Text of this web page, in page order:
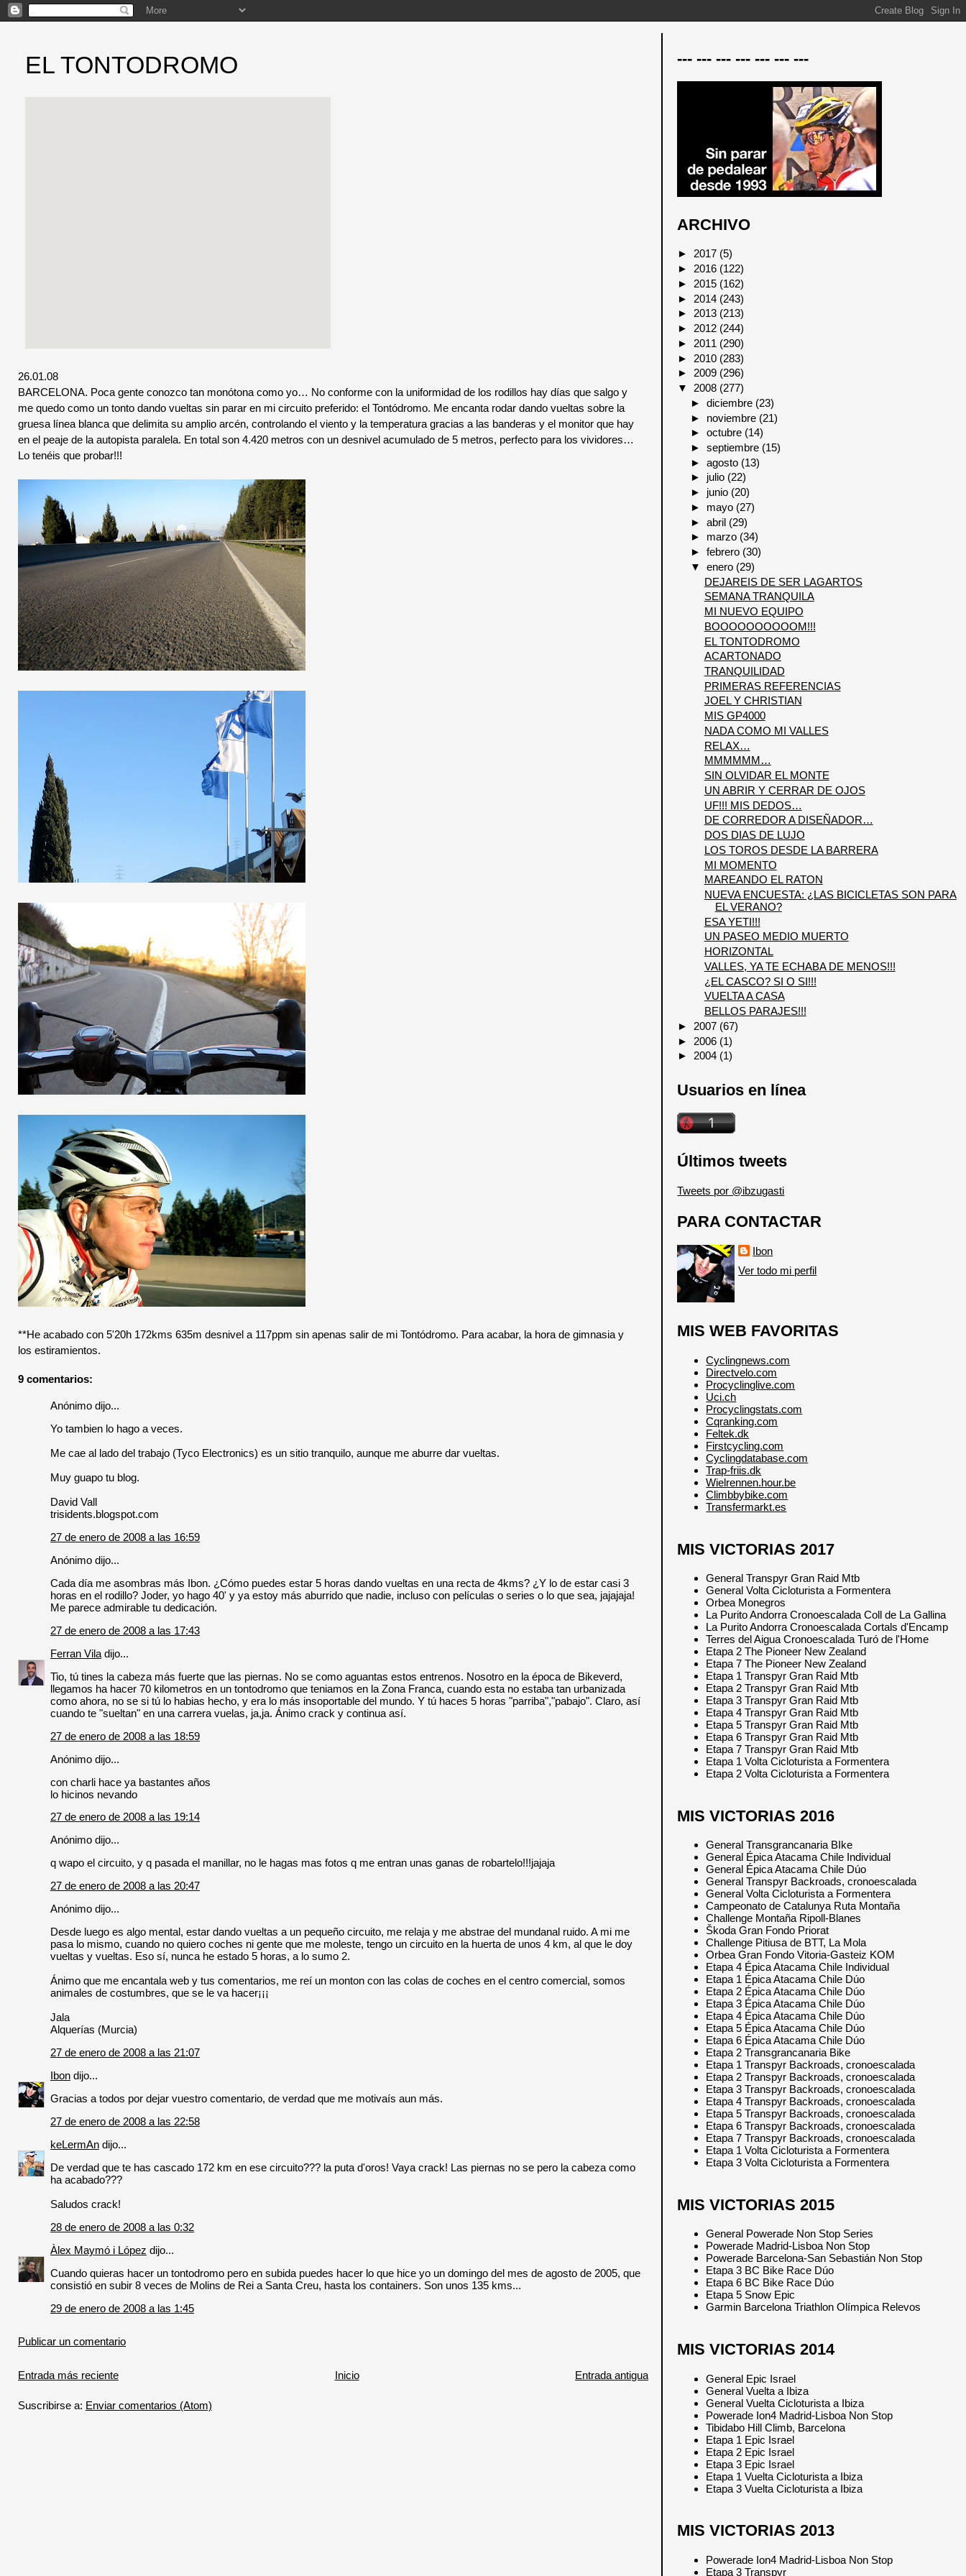
EL TONTODROMO
26.01.08
BARCELONA. Poca gente conozco tan monótona como yo… No conforme con la uniformidad de los rodillos hay días que salgo y
me quedo como un tonto dando vueltas sin parar en mi circuito preferido: el Tontódromo. Me encanta rodar dando vueltas sobre la
gruesa línea blanca que delimita su amplio arcén, controlando el viento y la temperatura gracias a las banderas y el monitor que hay
en el peaje de la autopista paralela. En total son 4.420 metros con un desnivel acumulado de 5 metros, perfecto para los vividores…
Lo tenéis que probar!!!
**He acabado con 5'20h 172kms 635m desnivel a 117ppm sin apenas salir de mi Tontódromo. Para acabar, la hora de gimnasia y
los estiramientos.
9 comentarios:
Anónimo dijo...
Yo tambien lo hago a veces.
Me cae al lado del trabajo (Tyco Electronics) es un sitio tranquilo, aunque me aburre dar vueltas.
Muy guapo tu blog.
David Vall
trisidents.blogspot.com
27 de enero de 2008 a las 16:59
Anónimo dijo...
Cada día me asombras más Ibon. ¿Cómo puedes estar 5 horas dando vueltas en una recta de 4kms? ¿Y lo de estar casi 3
horas en el rodillo? Joder, yo hago 40' y ya estoy más aburrido que nadie, incluso con películas o series o lo que sea, jajajaja!
Me parece admirable tu dedicación.
27 de enero de 2008 a las 17:43
Ferran Vila dijo...
Tio, tú tines la cabeza más fuerte que las piernas. No se como aguantas estos entrenos. Nosotro en la época de Bikeverd,
llegamos ha hacer 70 kilometros en un tontodromo que teniamos en la Zona Franca, cuando esta no estaba tan urbanizada
como ahora, no se si tú lo habias hecho, y era lo más insoportable del mundo. Y tú haces 5 horas "parriba","pabajo". Claro, así
cuando te "sueltan" en una carrera vuelas, ja,ja. Ánimo crack y continua así.
27 de enero de 2008 a las 18:59
Anónimo dijo...
con charli hace ya bastantes años
lo hicinos nevando
27 de enero de 2008 a las 19:14
Anónimo dijo...
q wapo el circuito, y q pasada el manillar, no le hagas mas fotos q me entran unas ganas de robartelo!!!jajaja
27 de enero de 2008 a las 20:47
Anónimo dijo...
Desde luego es algo mental, estar dando vueltas a un pequeño circuito, me relaja y me abstrae del mundanal ruido. A mi me
pasa lo mismo, cuando no quiero coches ni gente que me moleste, tengo un circuito en la huerta de unos 4 km, al que le doy
vueltas y vueltas. Eso sí, nunca he estado 5 horas, a lo sumo 2.
Ánimo que me encantala web y tus comentarios, me reí un monton con las colas de coches en el centro comercial, somos
animales de costumbres, que se le va hacer¡¡¡
Jala
Alquerías (Murcia)
27 de enero de 2008 a las 21:07
Ibon dijo...
Gracias a todos por dejar vuestro comentario, de verdad que me motivaís aun más.
27 de enero de 2008 a las 22:58
keLermAn dijo...
De verdad que te has cascado 172 km en ese circuito??? la puta d'oros! Vaya crack! Las piernas no se pero la cabeza como
ha acabado???
Saludos crack!
28 de enero de 2008 a las 0:32
Àlex Maymó i López dijo...
Cuando quieras hacer un tontodromo pero en subida puedes hacer lo que hice yo un domingo del mes de agosto de 2005, que
consistió en subir 8 veces de Molins de Rei a Santa Creu, hasta los containers. Son unos 135 kms...
29 de enero de 2008 a las 1:45
Publicar un comentario
Entrada más reciente Entrada antigua
Inicio
Suscribirse a: Enviar comentarios (Atom)
--- --- --- --- --- --- ---
ARCHIVO
►2017 (5)
► 2016 (122)
► 2015 (162)
► 2014 (243)
► 2013 (213)
► 2012 (244)
► 2011 (290)
► 2010 (283)
► 2009 (296)
▼ 2008 (277)
►diciembre (23)
► noviembre (21)
►octubre (14)
►septiembre (15)
►agosto (13)
► julio (22)
► junio (20)
► mayo (27)
►abril (29)
► marzo (34)
►febrero (30)
▼enero (29)
DEJAREIS DE SER LAGARTOS
SEMANA TRANQUILA
MI NUEVO EQUIPO
BOOOOOOOOOOM!!!
EL TONTODROMO
ACARTONADO
TRANQUILIDAD
PRIMERAS REFERENCIAS
JOEL Y CHRISTIAN
MIS GP4000
NADA COMO MI VALLES
RELAX…
MMMMMM…
SIN OLVIDAR EL MONTE
UN ABRIR Y CERRAR DE OJOS
UF!!! MIS DEDOS…
DE CORREDOR A DISEÑADOR…
DOS DIAS DE LUJO
LOS TOROS DESDE LA BARRERA
MI MOMENTO
MAREANDO EL RATON
NUEVA ENCUESTA: ¿LAS BICICLETAS SON PARA
EL VERANO?
ESA YETI!!!
UN PASEO MEDIO MUERTO
HORIZONTAL
VALLES, YA TE ECHABA DE MENOS!!!
¿EL CASCO? SI O SI!!!
VUELTA A CASA
BELLOS PARAJES!!!
► 2007 (67)
► 2006 (1)
► 2004 (1)
Usuarios en línea
Últimos tweets
Tweets por @ibzugasti
PARA CONTACTAR
Ibon
Ver todo mi perfil
MIS WEB FAVORITAS
Cyclingnews.com
Directvelo.com
Procyclinglive.com
Uci.ch
Procyclingstats.com
Cqranking.com
Feltek.dk
Firstcycling.com
Cyclingdatabase.com
Trap-friis.dk
Wielrennen.hour.be
Climbbybike.com
Transfermarkt.es
MIS VICTORIAS 2017
General Transpyr Gran Raid Mtb
General Volta Cicloturista a Formentera
Orbea Monegros
La Purito Andorra Cronoescalada Coll de La Gallina
La Purito Andorra Cronoescalada Cortals d'Encamp
Terres del Aigua Cronoescalada Turó de l'Home
Etapa 2 The Pioneer New Zealand
Etapa 7 The Pioneer New Zealand
Etapa 1 Transpyr Gran Raid Mtb
Etapa 2 Transpyr Gran Raid Mtb
Etapa 3 Transpyr Gran Raid Mtb
Etapa 4 Transpyr Gran Raid Mtb
Etapa 5 Transpyr Gran Raid Mtb
Etapa 6 Transpyr Gran Raid Mtb
Etapa 7 Transpyr Gran Raid Mtb
Etapa 1 Volta Cicloturista a Formentera
Etapa 2 Volta Cicloturista a Formentera
MIS VICTORIAS 2016
General Transgrancanaria BIke
General Épica Atacama Chile Individual
General Épica Atacama Chile Dúo
General Transpyr Backroads, cronoescalada
General Volta Cicloturista a Formentera
Campeonato de Catalunya Ruta Montaña
Challenge Montaña Ripoll-Blanes
Škoda Gran Fondo Priorat
Challenge Pitiusa de BTT, La Mola
Orbea Gran Fondo Vitoria-Gasteiz KOM
Etapa 4 Épica Atacama Chile Individual
Etapa 1 Épica Atacama Chile Dúo
Etapa 2 Épica Atacama Chile Dúo
Etapa 3 Épica Atacama Chile Dúo
Etapa 4 Épica Atacama Chile Dúo
Etapa 5 Épica Atacama Chile Dúo
Etapa 6 Épica Atacama Chile Dúo
Etapa 2 Transgrancanaria Bike
Etapa 1 Transpyr Backroads, cronoescalada
Etapa 2 Transpyr Backroads, cronoescalada
Etapa 3 Transpyr Backroads, cronoescalada
Etapa 4 Transpyr Backroads, cronoescalada
Etapa 5 Transpyr Backroads, cronoescalada
Etapa 6 Transpyr Backroads, cronoescalada
Etapa 7 Transpyr Backroads, cronoescalada
Etapa 1 Volta Cicloturista a Formentera
Etapa 3 Volta Cicloturista a Formentera
MIS VICTORIAS 2015
General Powerade Non Stop Series
Powerade Madrid-Lisboa Non Stop
Powerade Barcelona-San Sebastián Non Stop
Etapa 3 BC Bike Race Dúo
Etapa 6 BC Bike Race Dúo
Etapa 5 Snow Epic
Garmin Barcelona Triathlon Olímpica Relevos
MIS VICTORIAS 2014
General Epic Israel
General Vuelta a Ibiza
General Vuelta Cicloturista a Ibiza
Powerade Ion4 Madrid-Lisboa Non Stop
Tibidabo Hill Climb, Barcelona
Etapa 1 Epic Israel
Etapa 2 Epic Israel
Etapa 3 Epic Israel
Etapa 1 Vuelta Cicloturista a Ibiza
Etapa 3 Vuelta Cicloturista a Ibiza
MIS VICTORIAS 2013
Powerade Ion4 Madrid-Lisboa Non Stop
Etapa 3 Transpyr